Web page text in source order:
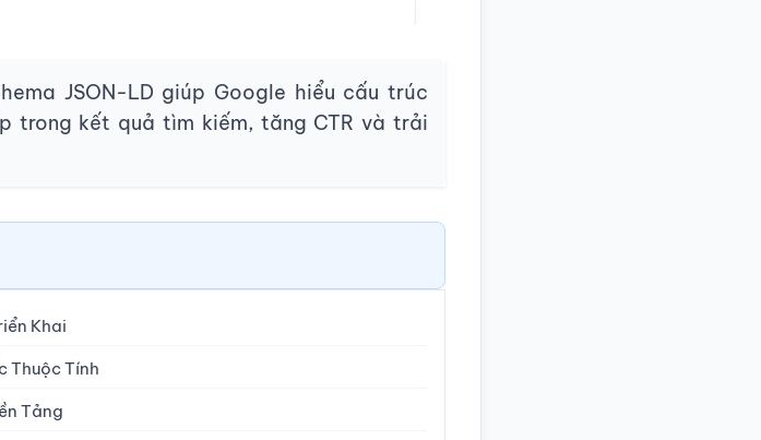
JSON-LD giúp Google hiểu cấu trúc
trong kết quả tìm kiếm, tăng CTR và trải
Khai
Thuộc Tính
Tảng